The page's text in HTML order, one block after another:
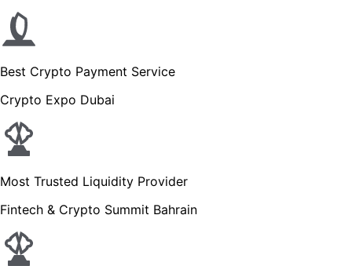
Best Crypto Payment Service
Crypto Expo Dubai
Most Trusted Liquidity Provider
Fintech & Crypto Summit Bahrain